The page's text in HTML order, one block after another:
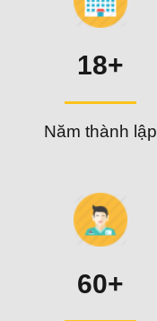
18+
Năm thành lập
60+